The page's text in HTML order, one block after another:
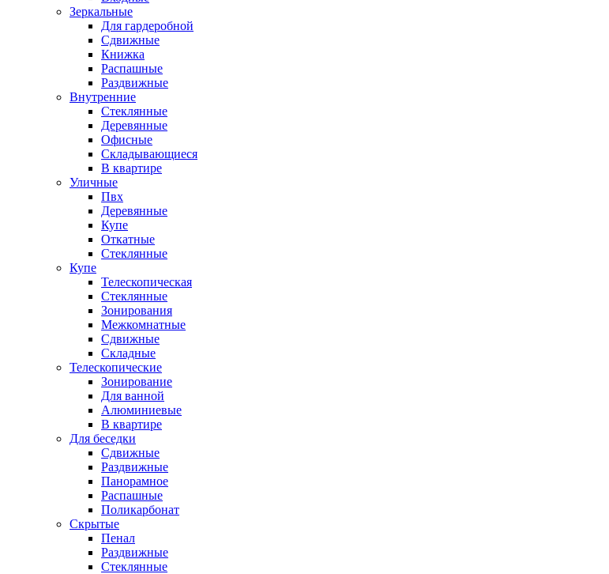
Зеркальные
Для гардеробной
Сдвижные
Книжка
Распашные
Раздвижные
Внутренние
Стеклянные
Деревянные
Офисные
Складывающиеся
В квартире
Уличные
Пвх
Деревянные
Купе
Откатные
Стеклянные
Купе
Телескопическая
Стеклянные
Зонирования
Межкомнатные
Сдвижные
Складные
Телескопические
Зонирование
Для ванной
Алюминиевые
В квартире
Для беседки
Сдвижные
Раздвижные
Панорамное
Распашные
Поликарбонат
Скрытые
Пенал
Раздвижные
Стеклянные